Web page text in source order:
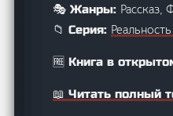
🎭 Жанры: Рассказ,
📁 Серия:
🆓 Книга в
📖 Читать полный